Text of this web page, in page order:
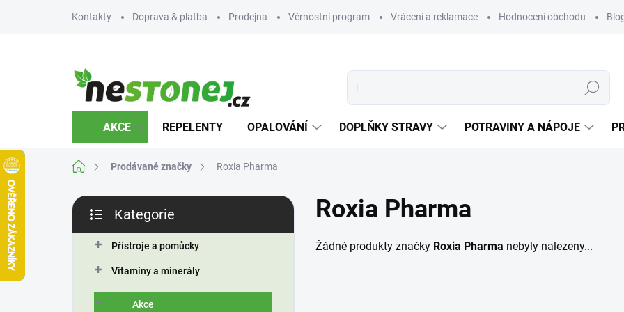
Kontakty Doprava & platba Prodejna Věrnostní program Vrácení a reklamace Hodnocení obchodu
Hledat
AKCE REPELENTY OPALOVÁNÍ DOPLŇKY STRAVY POTRAVINY A NÁPOJE
Domů Prodávané značky Roxia Pharma
P
s
kategorie
Kategorie
Přístroje a pomůcky
Vitamíny a minerály
Akce
Roxia Pharma
Žádné produkty značky Roxia Pharma nebyly nalezeny...